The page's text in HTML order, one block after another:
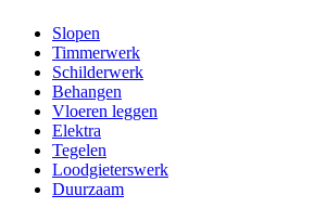
Slopen
Timmerwerk
Schilderwerk
Behangen
Vloeren leggen
Elektra
Tegelen
Loodgieterswerk
Duurzaam